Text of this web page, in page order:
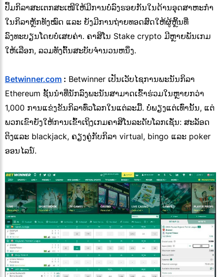
ປຶ້ມກິລາສະເຕກສະເໜີໃຫ້ມີການບໍ່ລົງຮອຍກັນໃນດ້ານອຸດສາຫະກຳ
ໃນກິລາຫຼັກທັງໝົດ ແລະ ຍັງມີການຖ່າຍທອດສົດໃຫ້ຜູ້ຫຼິ້ນທີ່
ລົງທະບຽນໂດຍບໍ່ເສຍຄ່າ. ຄາສິໂນ Stake crypto ມີຫຼາຍພັນເກມ
ໃຫ້ເລືອກ, ລວມທັງຕົ້ນສະບັບຈໍານວນຫນຶ່ງ.
Betwinner.com : Betwinner ເປັນເວັບໄຊການພະນັນກິລາ
Ethereum ຊັ້ນນໍາທີ່ນັກລົງພະນັນສາມາດເຂົ້າຮ່ວມໃນຫຼາຍກວ່າ
1,000 ການແຂ່ງຂັນກິລາທົ່ວໂລກໃນແຕ່ລະມື້. ບໍ່ພຽງແຕ່ເທົ່ານັ້ນ, ແຕ່
ພວກເຂົາຍັງໃຫ້ການເຂົ້າເຖິງເກມຄາສິໂນລະດັບໂລກເຊັ່ນ: ສະລັອດ
ຕິງແລະ blackjack, ຄຽງຄູ່ກັບກິລາ virtual, bingo ແລະ poker
ອອນໄລນ໌.